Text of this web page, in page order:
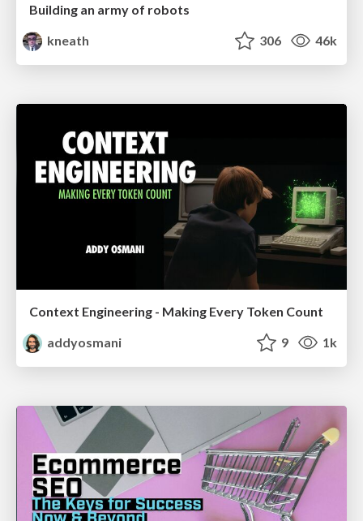
Building an army of robots
kneath
306 46k
Context Engineering - Making Every Token Count
addyosmani
9 1k